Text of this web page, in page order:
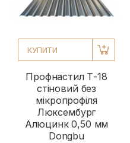
КУПИТИ
Профнастил Т-18
стіновий без
мікропрофіля
Люксембург
Алюцинк 0,50 мм
Dongbu